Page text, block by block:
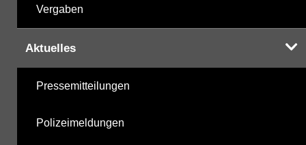
Vergaben
Aktuelles
Pressemitteilungen
Polizeimeldungen